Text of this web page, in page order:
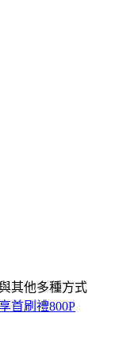
其他多種方式
首刷禮800P